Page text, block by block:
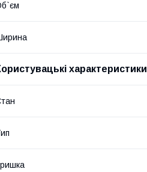
характеристики